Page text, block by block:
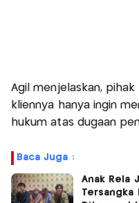
Agil menjelaskan,
kliennya hanya ingin
hukum atas dugaan
Baca Juga :
Anak Rela
Tersangka